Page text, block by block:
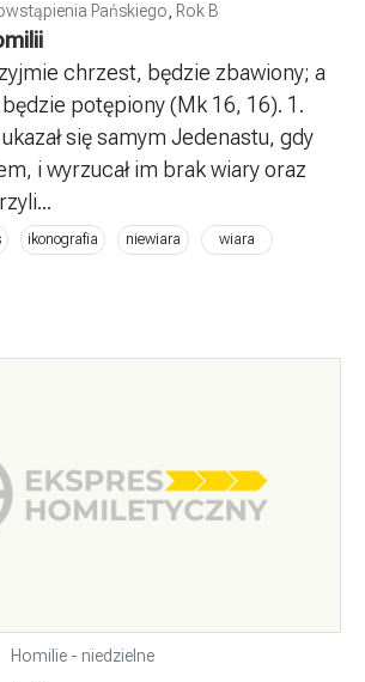
Pańskiego, Rok B
chrzest, będzie zbawiony; a
potępiony (Mk 16, 16). 1.
się samym Jedenastu, gdy
i wyrzucał im brak wiary oraz
ikonografia niewiara wiara
Homilie - niedzielne